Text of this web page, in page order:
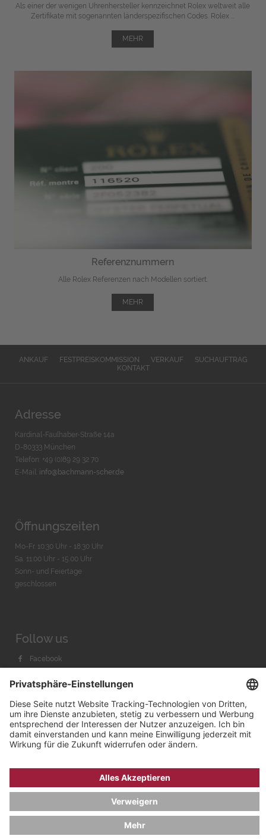
Als einer der wenigen Uhrenhersteller kennzeichnet Rolex weltweit alle
Zertifikate mit sogenannten länderspezifischen Codes. Rolex ...
MEHR
Referenznummern
Alle Rolex Referenzen nach Modellen sortiert.
MEHR
ANKAUF FESTPREISKOMMISSION VERKAUF
SUCHAUFTRAG
KONTAKT
Adresse
Kardinal-Faulhaber-Straße 14a
D-80333 München
Telefon: +49 (0)89 29 32 70
E-Mail: info@bachmann-scher.de
Öffnungszeiten
Mo-Fr. 10:30 Uhr - 18:30 Uhr
Sa. 11:00 Uhr - 15.00 Uhr
Sonn- und Feiertage
geschlossen
Follow us
Facebook
Youtube
Bachmann & Scher GmbH / Watchandco GmbH
IMPRESSUM
AGB & WIDERRUF
COOKIE-EINSTELLUNGEN